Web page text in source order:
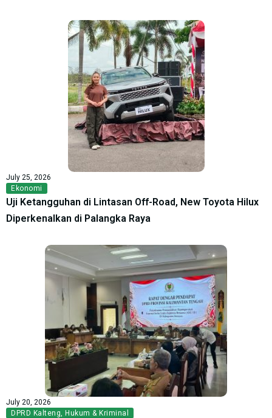
July 25, 2026
Ekonomi
Uji Ketangguhan di Lintasan Off-Road, New Toyota Hilux
Diperkenalkan di Palangka Raya
July 20, 2026
DPRD Kalteng, Hukum & Kriminal